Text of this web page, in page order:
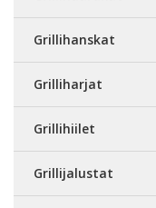
Grillihanskat
Grilliharjat
Grillihiilet
Grillijalustat